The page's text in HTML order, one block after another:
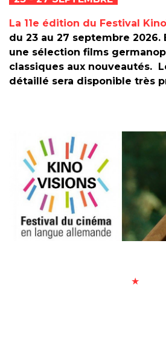
La 11e édition du Festival
du 23 au 27 septembre 2026.
une sélection films
classiques aux nouveautés.
détaillé sera disponible très
★